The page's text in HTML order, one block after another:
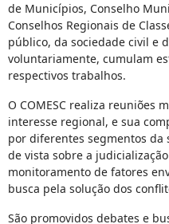
de Municípios, Conselho
Conselhos Regionais de
público, da sociedade civil e
voluntariamente, cumulam
respectivos trabalhos.
O COMESC realiza reuniões
interesse regional, e sua
por diferentes segmentos da
de vista sobre a
monitoramento de fatores
busca pela solução dos
São promovidos debates e